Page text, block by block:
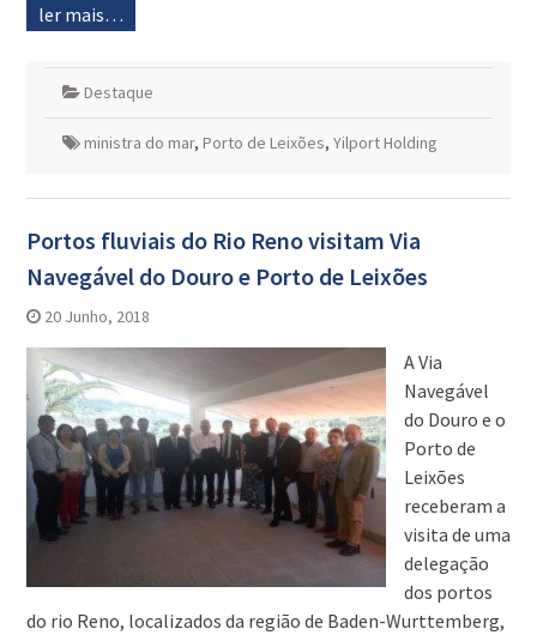
ler mais…
Destaque
ministra do mar, Porto de Leixões, Yilport Holding
Portos fluviais do Rio Reno visitam Via
Navegável do Douro e Porto de Leixões
20 Junho, 2018
A Via
Navegável
do Douro e o
Porto de
Leixões
receberam a
visita de uma
delegação
dos portos
do rio Reno, localizados da região de Baden-Wurttemberg,